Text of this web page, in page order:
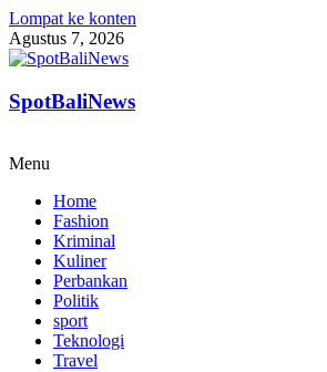
Lompat ke konten
Agustus 7, 2026
SpotBaliNews
Menu
Home
Fashion
Kriminal
Kuliner
Perbankan
Politik
sport
Teknologi
Travel